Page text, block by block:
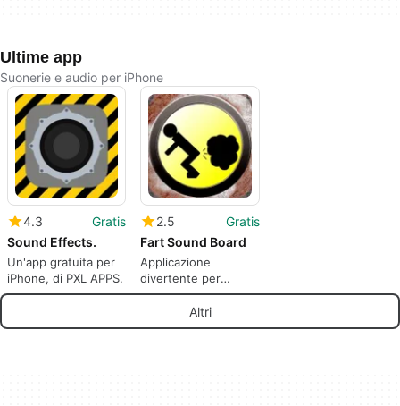
Ultime app
Suonerie e audio per iPhone
4.3
Gratis
Sound Effects.
Un'app gratuita per
iPhone, di PXL APPS.
2.5
Gratis
Fart Sound Board
Applicazione
divertente per
scherzi e software
soundboard per
telefoni cellulari.
Altri